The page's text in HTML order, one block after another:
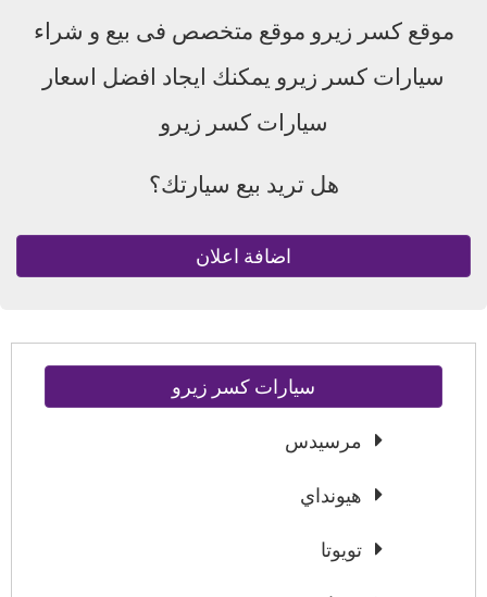
موقع كسر زيرو موقع متخصص فى بيع و شراء
سيارات كسر زيرو يمكنك ايجاد افضل اسعار
سيارات كسر زيرو
هل تريد بيع سيارتك؟
اضافة اعلان
سيارات كسر زيرو
مرسيدس
هيونداي
تويوتا